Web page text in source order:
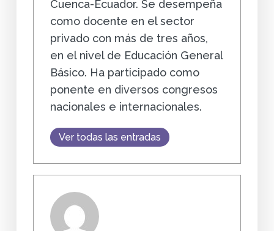
Cuenca-Ecuador. Se desempeña
como docente en el sector
privado con más de tres años,
en el nivel de Educación General
Básico. Ha participado como
ponente en diversos congresos
nacionales e internacionales.
Ver todas las entradas